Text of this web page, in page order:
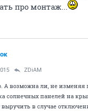
про монтаж...
ZDiAM
А возможна ли, не
солнечных панелей на
в случае